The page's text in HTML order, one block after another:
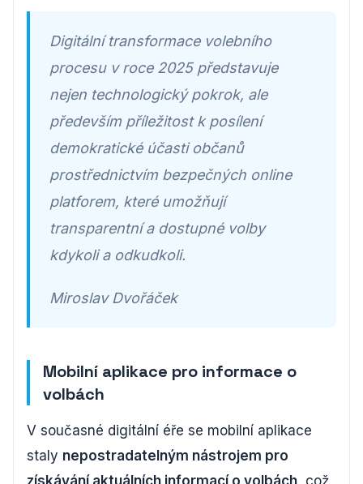
Digitální transformace volebního
procesu v roce 2025 představuje
nejen technologický pokrok, ale
především příležitost k posílení
demokratické účasti občanů
prostřednictvím bezpečných online
platforem, které umožňují
transparentní a dostupné volby
kdykoli a odkudkoli.
Miroslav Dvořáček
Mobilní aplikace pro informace o
volbách
V současné digitální éře se mobilní aplikace
staly nepostradatelným nástrojem pro
získávání aktuálních informací o volbách , což